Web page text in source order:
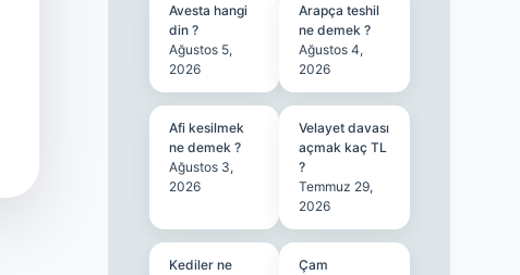
Avesta hangi
din ?
Ağustos 5,
2026
Arapça teshil
ne demek ?
Ağustos 4,
2026
Afi kesilmek
ne demek ?
Ağustos 3,
2026
Velayet davası
açmak kaç TL
?
Temmuz 29,
2026
Kediler ne
Çam